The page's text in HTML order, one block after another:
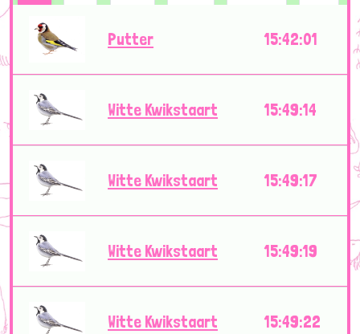
Putter 15:42:01
Witte Kwikstaart 15:49:14
Witte Kwikstaart 15:49:17
Witte Kwikstaart 15:49:19
Witte Kwikstaart 15:49:22